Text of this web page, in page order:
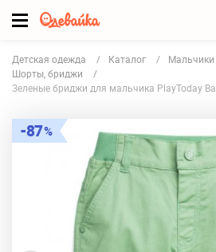
Детская одежда Каталог Мальчики
Шорты, бриджи
Зеленые бриджи для мальчика PlayToday
87